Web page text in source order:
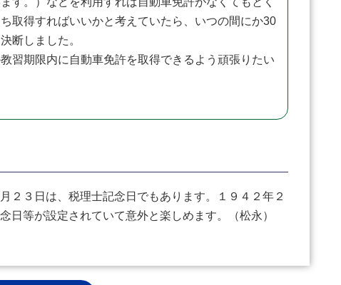
取得すればいいかと考えていたら、いつの間にか30
断しました。
習期限内に自動車免許を取得できるよう頑張りたい
３日は、税理士記念日でもあります。１９４２年２
等が設定されていて意外と楽しめます。（松永）